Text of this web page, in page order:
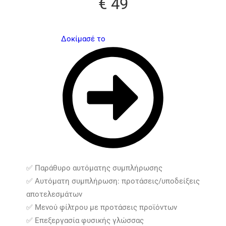
€ 49
Δοκίμασέ το
✅ Παράθυρο αυτόματης συμπλήρωσης
✅ Αυτόματη συμπλήρωση: προτάσεις/υποδείξεις
αποτελεσμάτων
✅ Μενού φίλτρου με προτάσεις προϊόντων
✅ Επεξεργασία φυσικής γλώσσας